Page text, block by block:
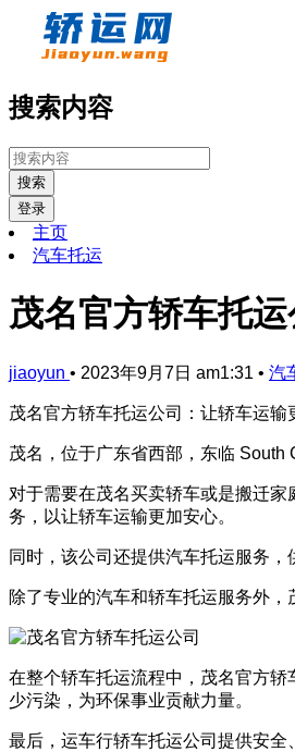
搜索内容
搜索
登录
主页
汽车托运
茂名官方轿车托运
jiaoyun • 2023年9月7日 am1:31 • 汽
茂名官方轿车托运公司：让轿车运输
茂名，位于广东省西部，东临 South
对于需要在茂名买卖轿车或是搬迁
务，以让轿车运输更加安心。
同时，该公司还提供汽车托运服务
除了专业的汽车和轿车托运服务外
在整个轿车托运流程中，茂名官方
少污染，为环保事业贡献力量。
最后，运车行轿车托运公司提供安